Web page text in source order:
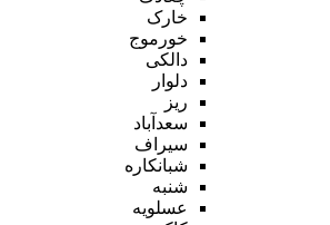
خارک
خورموج
دالکی
دلوار
ریز
سعدآباد
سیراف
شبانکاره
شنبه
عسلویه